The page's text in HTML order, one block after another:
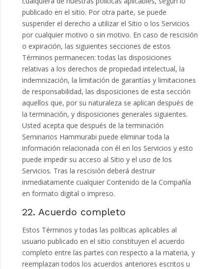
publicado en el sitio. Por otra parte, se puede
suspender el derecho a utilizar el Sitio o los Servicios
por cualquier motivo o sin motivo. En caso de rescisión
o expiración, las siguientes secciones de estos
Términos permanecen: todas las disposiciones
relativas a los derechos de propiedad intelectual, la
indemnización, la limitación de garantías y limitaciones
de responsabilidad, las disposiciones de esta sección
aquellos que, por su naturaleza se aplican después de
la terminación, y disposiciones generales siguientes.
Usted acepta que después de la terminación
Seminarios Hammurabi puede eliminar toda la
información relacionada con él en los Servicios y esto
puede impedir su acceso al Sitio y el uso de los
Servicios. Tras la rescisión deberá destruir
inmediatamente cualquier Contenido de la Compañía
en formato digital o impreso.
22. Acuerdo completo
Estos Términos y todas las políticas aplicables al
usuario publicado en el sitio constituyen el acuerdo
completo entre las partes con respecto a la materia, y
reemplazan todos los acuerdos anteriores escritos u